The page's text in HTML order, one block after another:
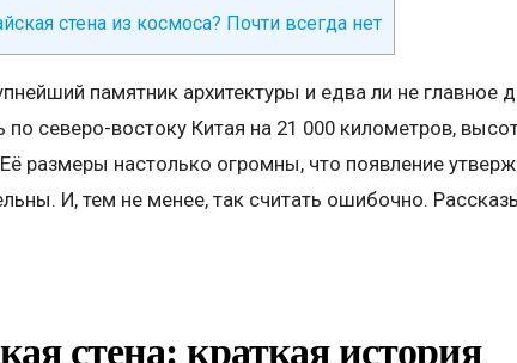
стена из космоса? Почти всегда нет
памятник архитектуры и едва ли не главное
северо-востоку Китая на 21 000 километров,
размеры настолько огромны, что появление
И, тем не менее, так считать ошибочно.
стена: краткая история